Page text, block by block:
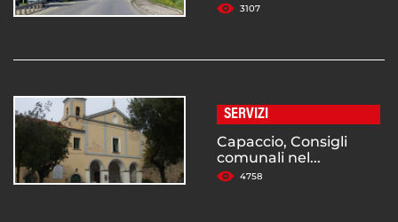
3107
SERVIZI
Capaccio, Consigli
comunali nel...
4758